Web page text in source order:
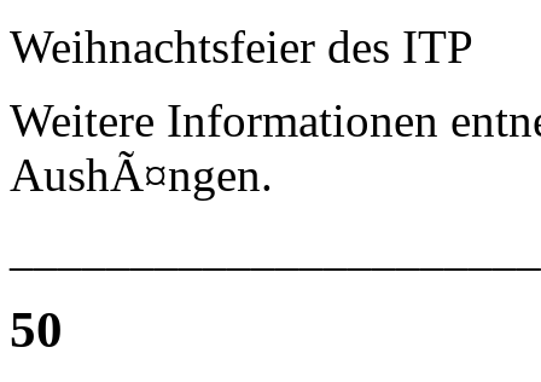
Weihnachtsfeier des ITP
Weitere Informationen
AushÃ¤ngen.
50